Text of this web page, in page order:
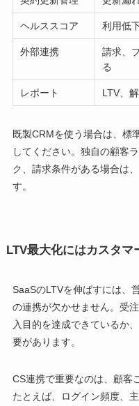
ヘルススコア 利用低
外部連携
請求、
る
レポート LTV、
既製CRMを使う場合は、標
してください。独自の顧客
ク、請求条件がある場合は
す。
LTV最大化にはカスタ
SaaSのLTVを伸ばすには、
の連携が欠かせません。受
入目的を達成できているか
要があります。
CS連携で重要なのは、顧客
たとえば、ログイン頻度、